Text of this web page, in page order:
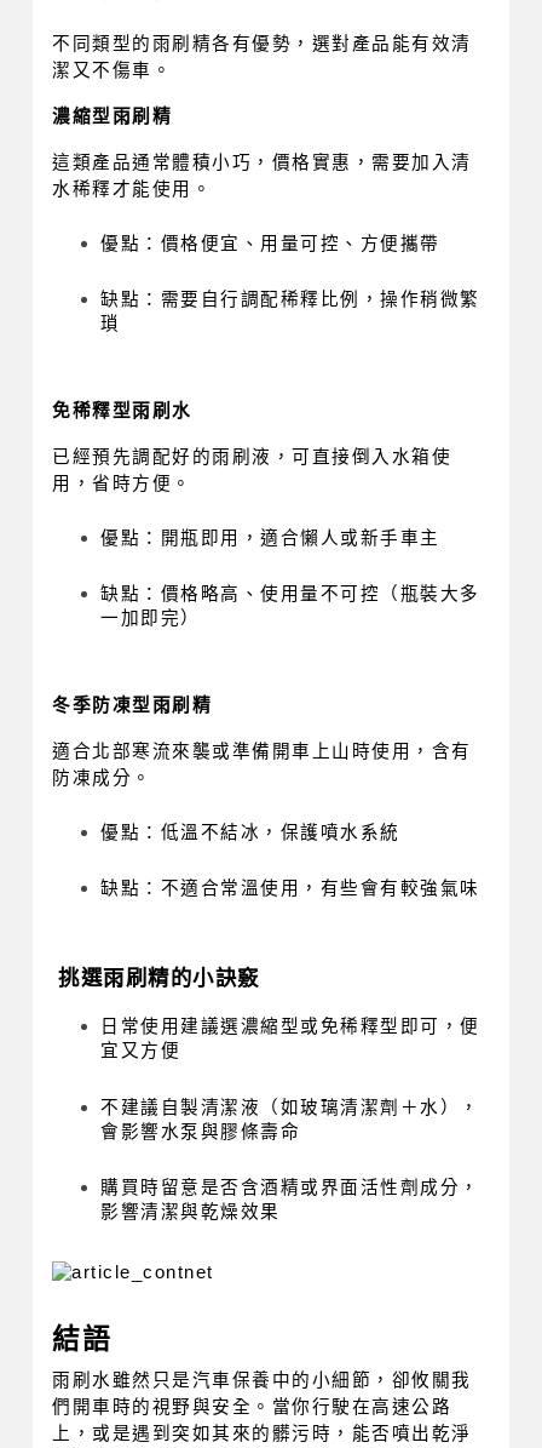
不同類型的雨刷精各有優勢，選對產品能有效清
潔又不傷車。
濃縮型雨刷精
這類產品通常體積小巧，價格實惠，需要加入清
水稀釋才能使用。
優點：價格便宜、用量可控、方便攜帶
缺點：需要自行調配稀釋比例，操作稍微繁
瑣
免稀釋型雨刷水
已經預先調配好的雨刷液，可直接倒入水箱使
用，省時方便。
優點：開瓶即用，適合懶人或新手車主
缺點：價格略高、使用量不可控（瓶裝大多
一加即完）
冬季防凍型雨刷精
適合北部寒流來襲或準備開車上山時使用，含有
防凍成分。
優點：低溫不結冰，保護噴水系統
缺點：不適合常溫使用，有些會有較強氣味
挑選雨刷精的小訣竅
日常使用建議選濃縮型或免稀釋型即可，便
宜又方便
不建議自製清潔液（如玻璃清潔劑＋水），
會影響水泵與膠條壽命
購買時留意是否含酒精或界面活性劑成分，
影響清潔與乾燥效果
結語
雨刷水雖然只是汽車保養中的小細節，卻攸關我
們開車時的視野與安全。當你行駛在高速公路
上，或是遇到突如其來的髒污時，能否噴出乾淨